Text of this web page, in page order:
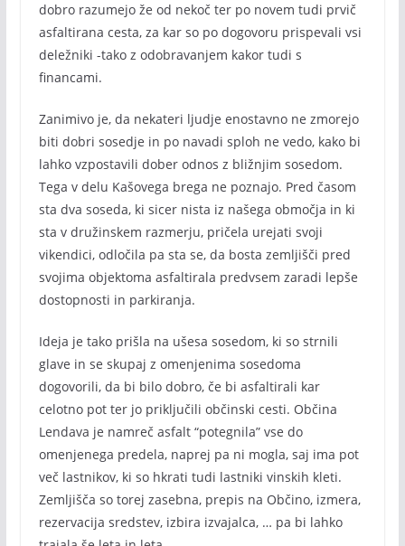
dobro razumejo že od nekoč ter po novem tudi prvič
asfaltirana cesta, za kar so po dogovoru prispevali vsi
deležniki -tako z odobravanjem kakor tudi s
financami.
Zanimivo je, da nekateri ljudje enostavno ne zmorejo
biti dobri sosedje in po navadi sploh ne vedo, kako bi
lahko vzpostavili dober odnos z bližnjim sosedom.
Tega v delu Kašovega brega ne poznajo. Pred časom
sta dva soseda, ki sicer nista iz našega območja in ki
sta v družinskem razmerju, pričela urejati svoji
vikendici, odločila pa sta se, da bosta zemljišči pred
svojima objektoma asfaltirala predvsem zaradi lepše
dostopnosti in parkiranja.
Ideja je tako prišla na ušesa sosedom, ki so strnili
glave in se skupaj z omenjenima sosedoma
dogovorili, da bi bilo dobro, če bi asfaltirali kar
celotno pot ter jo priključili občinski cesti. Občina
Lendava je namreč asfalt “potegnila” vse do
omenjenega predela, naprej pa ni mogla, saj ima pot
več lastnikov, ki so hkrati tudi lastniki vinskih kleti.
Zemljišča so torej zasebna, prepis na Občino, izmera,
rezervacija sredstev, izbira izvajalca, … pa bi lahko